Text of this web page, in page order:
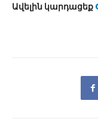
Ավելին կարդացեք